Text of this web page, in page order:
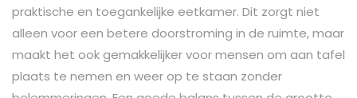
praktische en toegankelijke eetkamer. Dit zorgt niet
alleen voor een betere doorstroming in de ruimte, maar
maakt het ook gemakkelijker voor mensen om aan tafel
plaats te nemen en weer op te staan zonder